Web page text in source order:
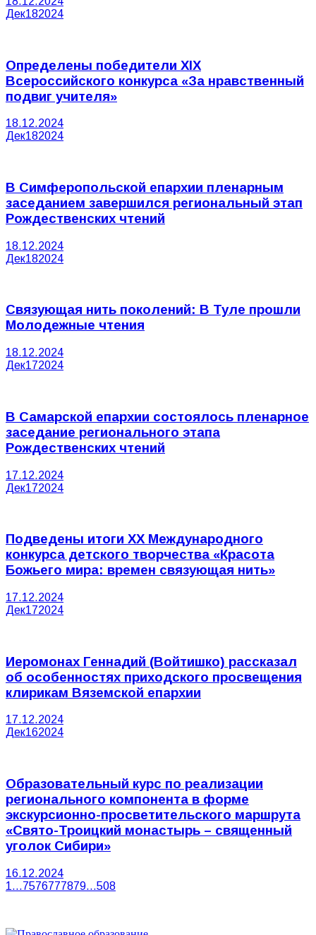
Дек182024
Определены победители XIX
Всероссийского конкурса «За нравственный
подвиг учителя»
18.12.2024
Дек182024
В Симферопольской епархии пленарным
заседанием завершился региональный этап
Рождественских чтений
18.12.2024
Дек182024
Связующая нить поколений: В Туле прошли
Молодежные чтения
18.12.2024
Дек172024
В Самарской епархии состоялось пленарное
заседание регионального этапа
Рождественских чтений
17.12.2024
Дек172024
Подведены итоги XX Международного
конкурса детского творчества «Красота
Божьего мира: времен связующая нить»
17.12.2024
Дек172024
Иеромонах Геннадий (Войтишко) рассказал
об особенностях приходского просвещения
клирикам Вяземской епархии
17.12.2024
Дек162024
Образовательный курс по реализации
регионального компонента в форме
экскурсионно-просветительского маршрута
«Свято-Троицкий монастырь – священный
уголок Сибири»
16.12.2024
1…7576777879…508